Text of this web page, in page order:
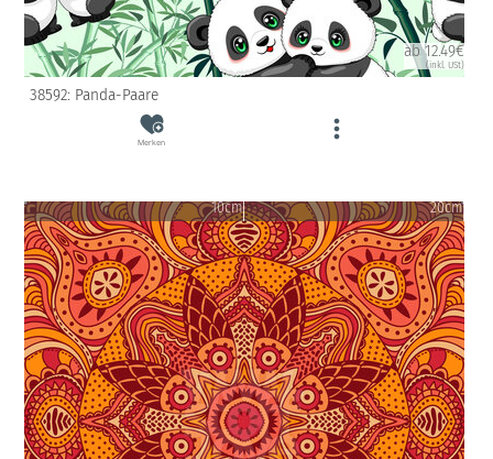
ab 12.49€
(inkl. USt)
38592: Panda-Paare
Merken
10cm 20cm